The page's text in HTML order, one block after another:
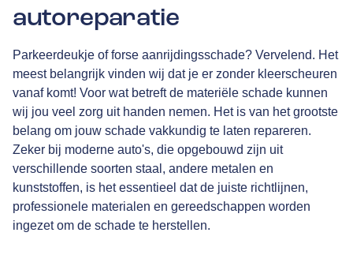
autoreparatie
Parkeerdeukje of forse aanrijdingsschade? Vervelend. Het
meest belangrijk vinden wij dat je er zonder kleerscheuren
vanaf komt! Voor wat betreft de materiële schade kunnen
wij jou veel zorg uit handen nemen. Het is van het grootste
belang om jouw schade vakkundig te laten repareren.
Zeker bij moderne auto's, die opgebouwd zijn uit
verschillende soorten staal, andere metalen en
kunststoffen, is het essentieel dat de juiste richtlijnen,
professionele materialen en gereedschappen worden
ingezet om de schade te herstellen.